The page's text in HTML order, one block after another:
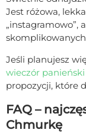
Jest różowa,
„instagramowo”,
Jeśli planujesz
wieczór panieński
propozycji, które
FAQ –
Chmurkę